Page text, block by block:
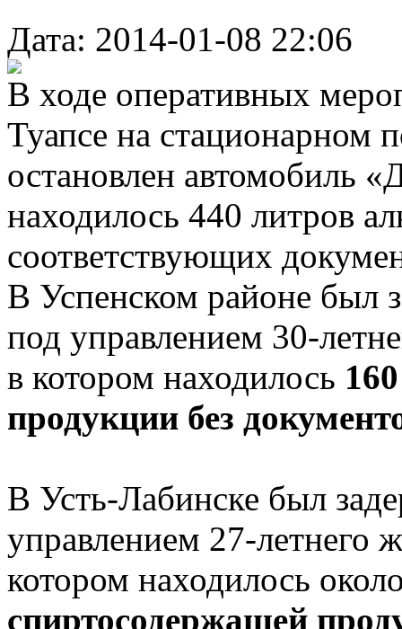
Дата: 2014-01-08 22:06
В ходе оперативных
Туапсе на стационарном
остановлен автомобиль
находилось 440 литров
соответствующих
В Успенском районе был
под управлением 30-
в котором находилось
продукции без
В Усть-Лабинске был
управлением 27-летнего
котором находилось
спиртосодержащей